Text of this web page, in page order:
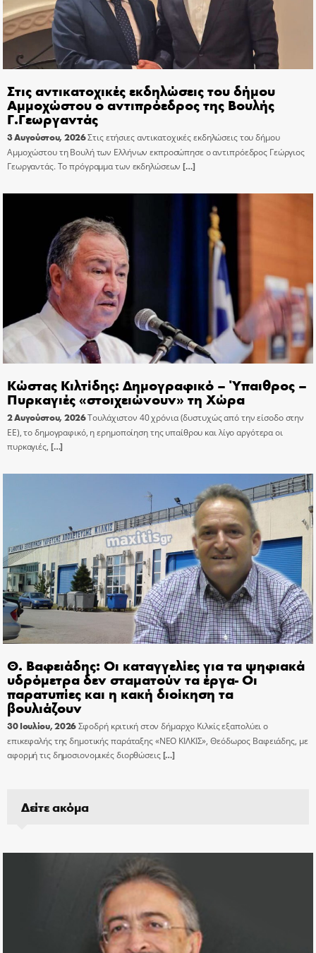
Στις αντικατοχικές εκδηλώσεις του δήμου
Αμμοχώστου ο αντιπρόεδρος της Βουλής
Γ.Γεωργαντάς
3 Αυγούστου, 2026Στις ετήσιες αντικατοχικές εκδηλώσεις του δήμου
Αμμοχώστου τη Βουλή των Ελλήνων εκπροσώπησε ο αντιπρόεδρος Γεώργιος
Γεωργαντάς. Το πρόγραμμα των εκδηλώσεων […]
Κώστας Κιλτίδης: Δημογραφικό – Ύπαιθρος –
Πυρκαγιές «στοιχειώνουν» τη Χώρα
2 Αυγούστου, 2026Τουλάχιστον 40 χρόνια (δυστυχώς από την είσοδο στην
ΕΕ), το δημογραφικό, η ερημοποίηση της υπαίθρου και λίγο αργότερα οι
πυρκαγιές, […]
Θ. Βαφειάδης: Οι καταγγελίες για τα ψηφιακά
υδρόμετρα δεν σταματούν τα έργα- Οι
παρατυπίες και η κακή διοίκηση τα
βουλιάζουν
30 Ιουλίου, 2026Σφοδρή κριτική στον δήμαρχο Κιλκίς εξαπολύει ο
επικεφαλής της δημοτικής παράταξης «ΝΕΟ ΚΙΛΚΙΣ», Θεόδωρος Βαφειάδης, με
αφορμή τις δημοσιονομικές διορθώσεις[…]
Δείτε ακόμα